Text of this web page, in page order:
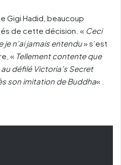
Gigi Hadid, beaucoup
de cette décision. « Ceci
je n’ai jamais entendu» s’est
« Tellement contente que
défilé Victoria’s Secret
son imitation de Buddha« .